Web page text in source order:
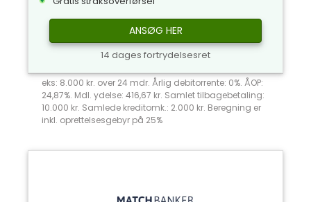
ANSØG HER
14 dages fortrydelsesret
eks: 8.000 kr. over 24 mdr. Årlig debitorrente: 0%. ÅOP:
24,87%. Mdl. ydelse: 416,67 kr. Samlet tilbagebetaling:
10.000 kr. Samlede kreditomk.: 2.000 kr. Beregning er
inkl. oprettelsesgebyr på 25%